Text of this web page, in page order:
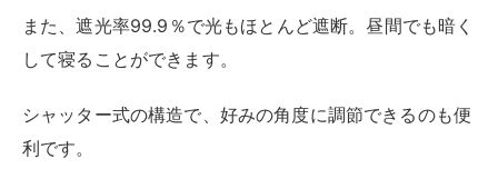
また、遮光率99.9％で光もほとんど遮断。昼間でも暗く
して寝ることができます。
シャッター式の構造で、好みの角度に調節できるのも便
利です。